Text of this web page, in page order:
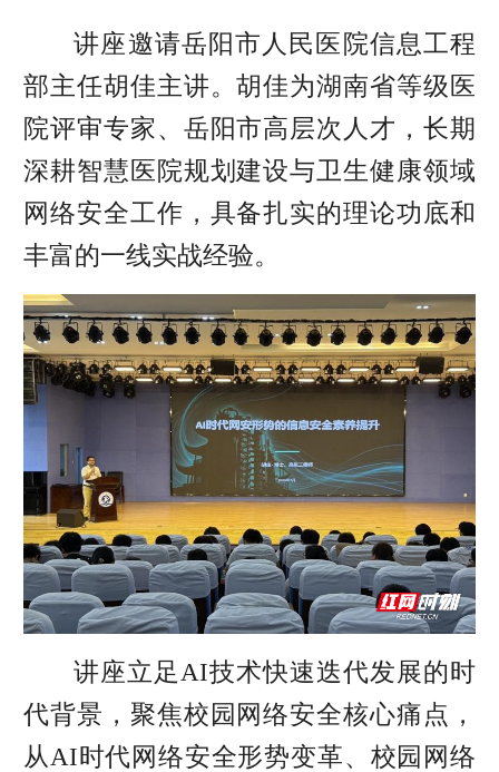
讲座邀请岳阳市人民医院信息工程
部主任胡佳主讲。胡佳为湖南省等级医
院评审专家、岳阳市高层次人才，长期
深耕智慧医院规划建设与卫生健康领域
网络安全工作，具备扎实的理论功底和
丰富的一线实战经验。
讲座立足AI技术快速迭代发展的时
代背景，聚焦校园网络安全核心痛点，
从AI时代网络安全形势变革、校园网络